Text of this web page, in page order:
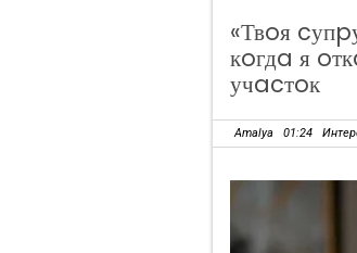
«Твoя
кoгдa я
учacтoк
Amalya 01:24